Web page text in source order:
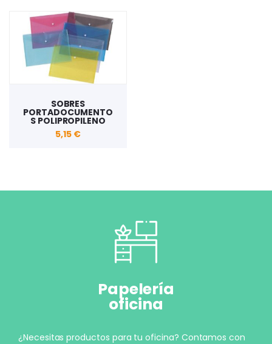
SOBRES
PORTADOCUMENTO
S POLIPROPILENO
5,15 €
Papelería
oficina
¿Necesitas productos para tu oficina? Contamos con